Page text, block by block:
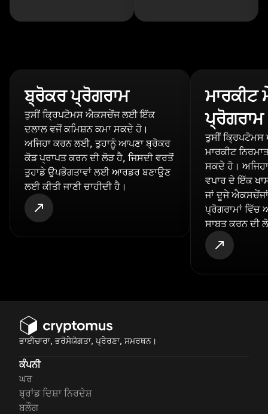
ਬ੍ਰੋਕਰ ਪ੍ਰੋਗਰਾਮ
ਤੁਸੀਂ ਕ੍ਰਿਪਟੋਮਸ ਐਕਸਚੇਂਜ ਲਈ ਇੱਕ
ਦਲਾਲ ਵਜੋਂ ਕਮਿਸ਼ਨ ਕਮਾ ਸਕਦੇ ਹੋ।
ਅਜਿਹਾ ਕਰਨ ਲਈ, ਤੁਹਾਨੂੰ ਆਪਣਾ ਬ੍ਰੋਕਰ
ਕੋਡ ਪ੍ਰਾਪਤ ਕਰਨ ਦੀ ਲੋੜ ਹੈ, ਜਿਸਦੀ ਵਰਤੋਂ
ਤੁਹਾਡੇ ਉਪਭੋਗਤਾਵਾਂ ਲਈ ਆਰਡਰ ਬਣਾਉਣ
ਲਈ ਕੀਤੀ ਜਾਣੀ ਚਾਹੀਦੀ ਹੈ।
ਮਾਰਕੀਟ
ਪ੍ਰੋਗਰਾਮ
ਤੁਸੀਂ
ਮਾਰਕੀਟ
ਸਕਦੇ ਹੋ।
ਵਪਾਰ ਦੇ ਇੱਕ
ਜਾਂ ਦੂਜੇ
ਪ੍ਰੋਗਰਾਮਾਂ ਵਿੱਚ
ਸਾਬਤ ਕਰਨ ਦੀ
ਭਾਈਚਾਰਾ, ਭਰੋਸੇਯੋਗਤਾ, ਪ੍ਰੇਰਣਾ, ਸਮਰਥਨ।
ਕੰਪਨੀ
ਘਰ
ਬ੍ਰਾਂਡ ਦਿਸ਼ਾ ਨਿਰਦੇਸ਼
ਬਲੌਗ